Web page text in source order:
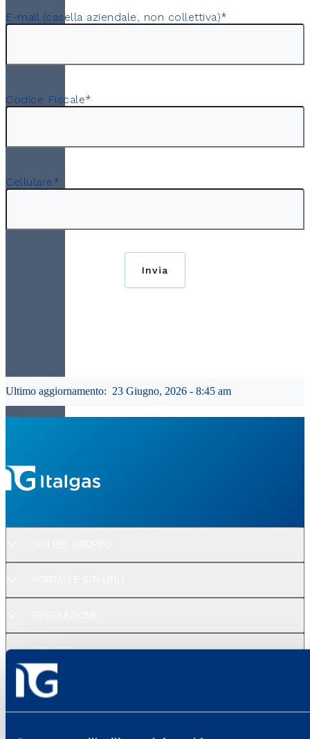
AAAA
E-mail (casella aziendale, non collettiva)*
Codice Fiscale*
Cellulare*
Invia
Ultimo aggiornamento: 23 Giugno, 2026 - 8:45 am
LINK UTILI
SUPPORTO